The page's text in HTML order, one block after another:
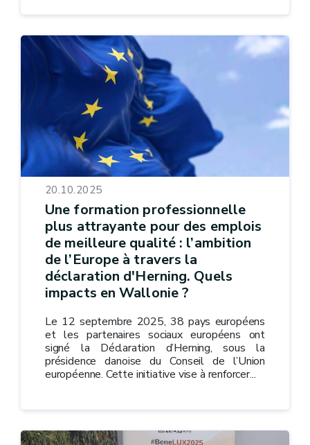
20.10.2025
Une formation professionnelle
plus attrayante pour des emplois
de meilleure qualité : l’ambition
de l’Europe à travers la
déclaration d'Herning. Quels
impacts en Wallonie ?
Le 12 septembre 2025, 38 pays européens
et les partenaires sociaux européens ont
signé la Déclaration d’Herning, sous la
présidence danoise du Conseil de l’Union
européenne. Cette initiative vise à renforcer...